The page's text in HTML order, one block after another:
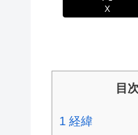
X
目次
1 経緯